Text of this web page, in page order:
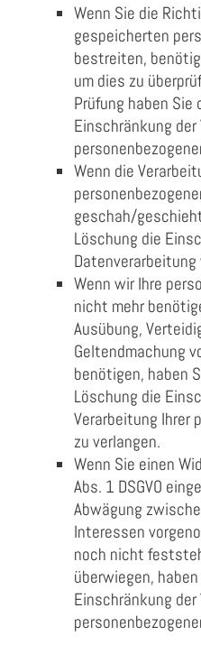
Wenn Sie die
gespeicherten
bestreiten,
um dies zu
Prüfung haben Sie
Einschränkung
Wenn die
geschah/
Löschung die
Datenverarbeitung
Wenn wir Ihre
nicht mehr
Ausübung,
Geltendmachung
benötigen, haben
Löschung die
Verarbeitung Ihrer
zu verlangen.
Wenn Sie einen
Abs. 1 DSGVO
Abwägung
Interessen
noch nicht
überwiegen,
Einschränkung